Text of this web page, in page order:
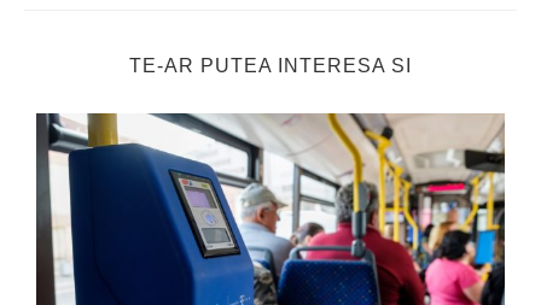
TE-AR PUTEA INTERESA SI